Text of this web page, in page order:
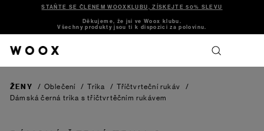
STAŇTE SE ČLENEM WOOXKLUBU, ZÍSKEJTE 50% SLEVU
Děkujeme, že jsi ve Woox klubu.
Všechny produkty jsou ti k dispozici za polovinu.
ŽENY / Oblečení / Trika / Tříčtvrteční rukáv
/
Dámská černá trika s třičtvrtěčním rukávem